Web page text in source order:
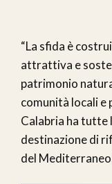
“La sfida è
attrattiva e
patrimonio
comunità locali e
Calabria ha tutte
destinazione di
del